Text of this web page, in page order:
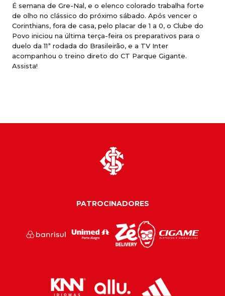
É semana de Gre-Nal, e o elenco colorado trabalha forte
de olho no clássico do próximo sábado. Após vencer o
Corinthians, fora de casa, pelo placar de 1 a 0, o Clube do
Povo iniciou na última terça-feira os preparativos para o
duelo da 11ª rodada do Brasileirão, e a TV Inter
acompanhou o treino direto do CT Parque Gigante.
Assista!
PATROCINADORES